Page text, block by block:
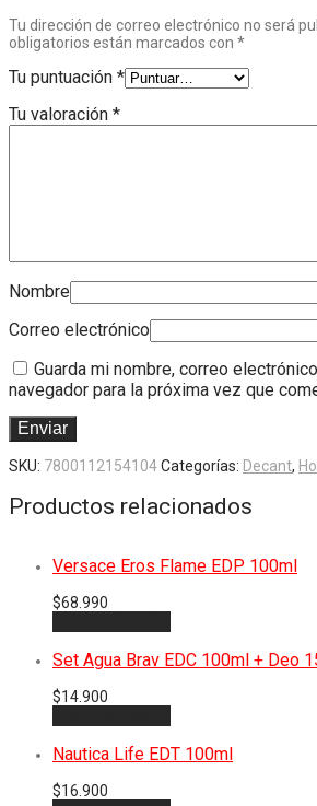
Tu dirección de correo electrónico no será
obligatorios están marcados con *
Tu puntuación *
Tu valoración *
Nombre
Correo electrónico
Guarda mi nombre, correo
navegador para la próxima vez que
SKU: 7800112154104Categorías: Decant,
Productos relacionados
Versace Eros Flame EDP 100ml
$68.990
Set Agua Brav EDC 100ml + Deo
$14.900
Nautica Life EDT 100ml
$16.900